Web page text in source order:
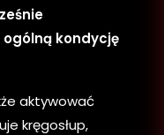
kondycję
aktywować
kręgosłup,